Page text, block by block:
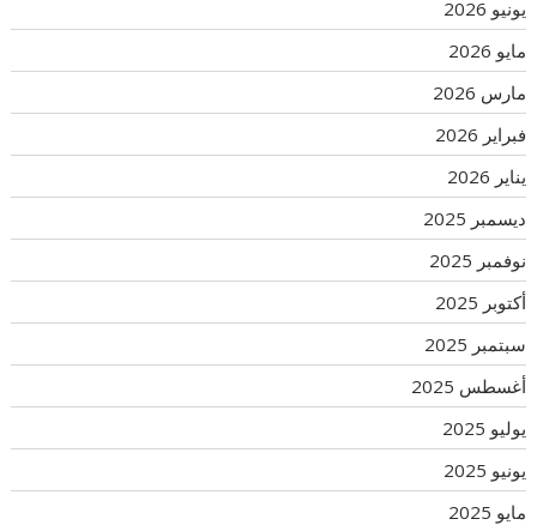
يونيو 2026
مايو 2026
مارس 2026
فبراير 2026
يناير 2026
ديسمبر 2025
نوفمبر 2025
أكتوبر 2025
سبتمبر 2025
أغسطس 2025
يوليو 2025
يونيو 2025
مايو 2025